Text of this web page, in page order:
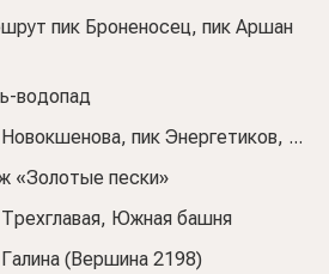
пик Броненосец, пик Аршан
водопад
пик Энергетиков, ...
«Золотые пески»
Южная башня
(Вершина 2198)